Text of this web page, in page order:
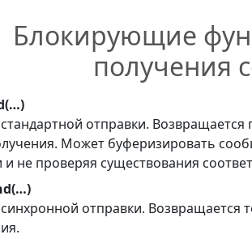
Блокирующие
получения
отправки.
Может буферизировать
и не проверяя существования
отправки. Возвращается